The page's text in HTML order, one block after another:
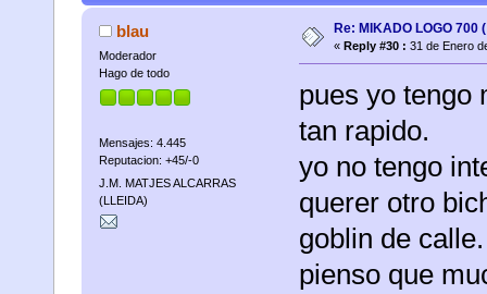
blau
Moderador
Hago de todo
Mensajes: 4.445
Reputacion: +45/-0
J.M. MATJES ALCARRAS
(LLEIDA)
Re: MIKADO LOGO 700
« Reply #30 : 31 de Enero
pues yo tengo
tan rapido.
yo no tengo
querer otro
goblin de calle.
pienso que